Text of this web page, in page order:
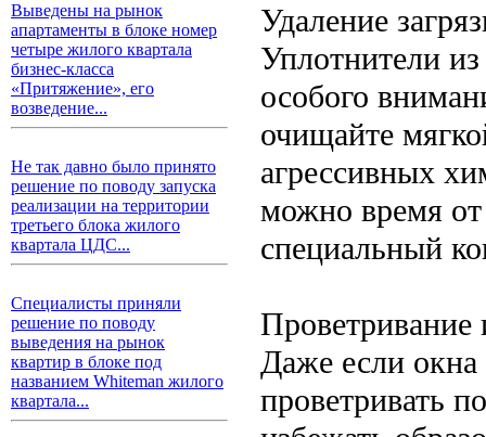
Выведены на рынок
апартаменты в блоке номер
четыре жилого квартала
бизнес-класса
«Притяжение», его
возведение...
Не так давно было принято
решение по поводу запуска
реализации на территории
третьего блока жилого
квартала ЦДС...
Специалисты приняли
решение по поводу
выведения на рынок
квартир в блоке под
названием Whiteman жилого
квартала...
Удаление
Уплотнители
особого
очищайте
агрессивных
можно время от
специальный
Проветривание
Даже если
проветривать